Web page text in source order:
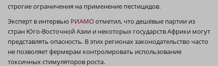
строгие ограничения на применение пестицидов.
Эксперт в интервью РИАМОотметил, что дешёвые партии из
стран Юго-Восточной Азии и некоторых государств Африки могут
представлять опасность. В этих регионах законодательство часто
не позволяет фермерам контролировать использование
токсичных стимуляторов роста.